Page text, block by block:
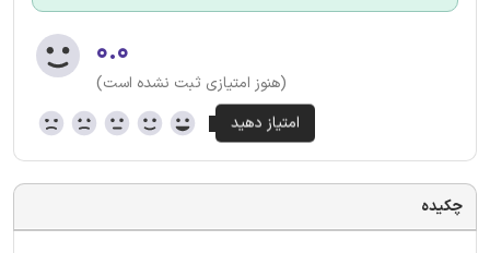
۰.۰
(هنوز امتیازی ثبت نشده است)
چکیده